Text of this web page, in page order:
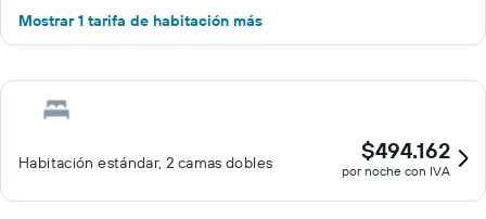
Mostrar 1 tarifa de habitación más
Habitación estándar, 2 camas dobles $494.162
por noche con IVA